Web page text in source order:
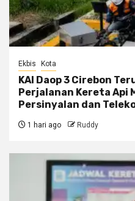
Ekbis Kota
KAI Daop 3 Cirebon
Perjalanan Kereta Api
Persinyalan dan
1 hari ago Ruddy